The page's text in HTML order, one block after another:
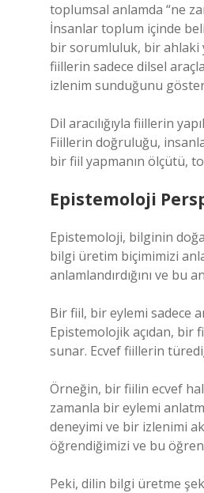
toplumsal anlamda “ne
İnsanlar toplum içinde
bir sorumluluk, bir ahlaki
fiillerin sadece dilsel
izlenim sunduğunu
Dil aracılığıyla fiillerin
Fiillerin doğruluğu,
bir fiil yapmanın ölçütü,
Epistemoloji
Epistemoloji, bilginin
bilgi üretim biçimimizi
anlamlandırdığını ve bu
Bir fiil, bir eylemi sadece
Epistemolojik açıdan, bir
sunar. Ecvef fiillerin
Örneğin, bir fiilin ecvef
zamanla bir eylemi
deneyimi ve bir izlenimi
öğrendiğimizi ve bu
Peki, dilin bilgi üretme